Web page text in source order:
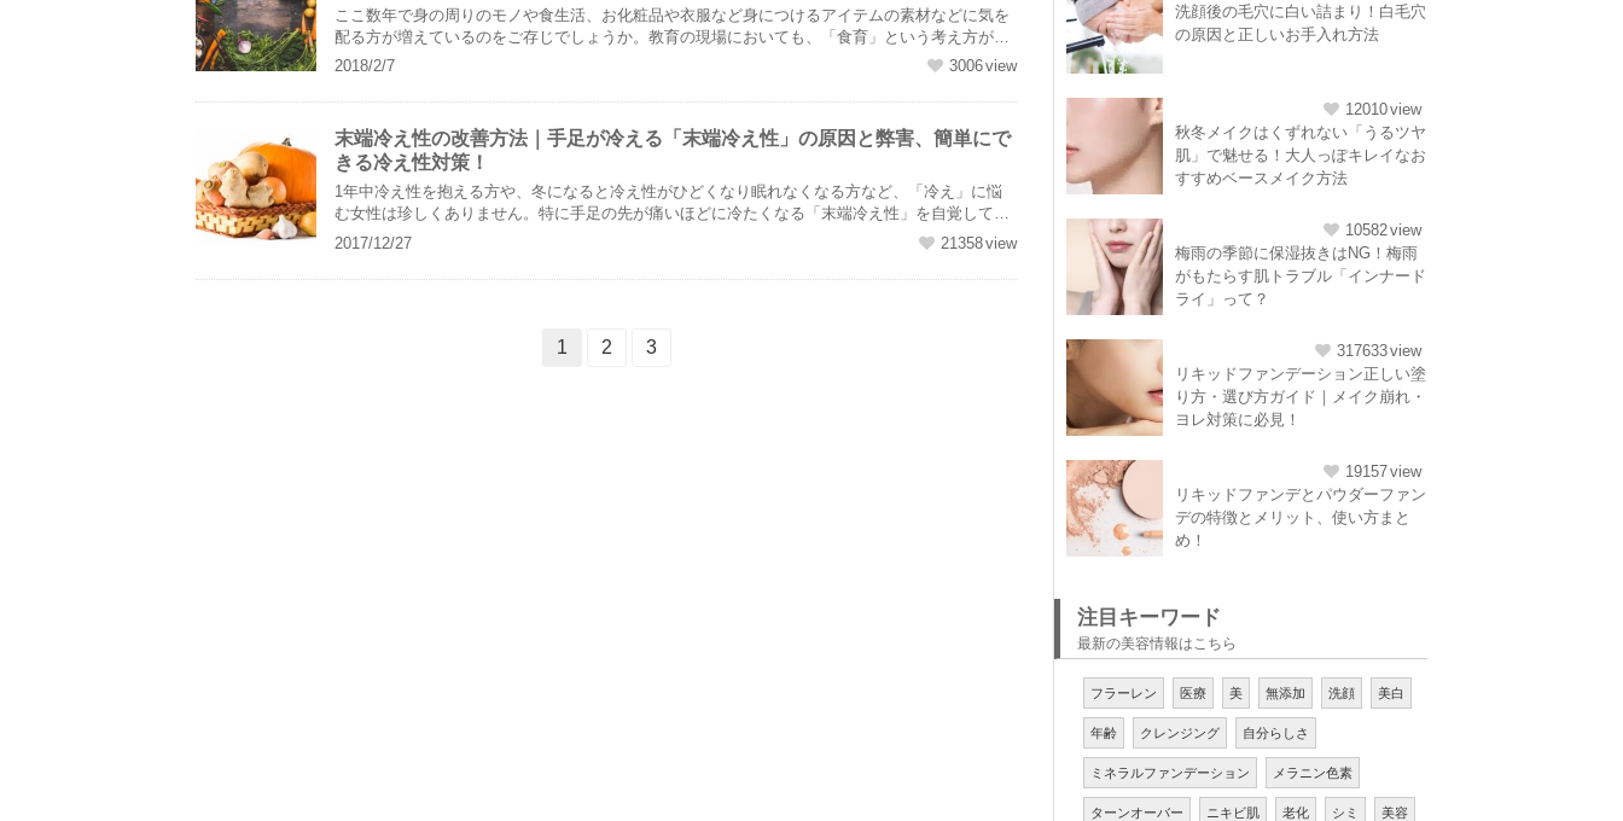
ここ数年で身の周りのモノや食生活、お化粧品や衣服など身につけるアイテムの素材などに気を
配る方が増えているのをご存じでしょうか。教育の現場においても、「食育」という考え方が広
まって久しいですよね。このよ......
2018/2/7 3006
末端冷え性の改善方法｜手足が冷える「末端冷え性」の原因と弊害、簡単にで
きる冷え性対策！
1年中冷え性を抱える方や、冬になると冷え性がひどくなり眠れなくなる方など、「冷え」に悩
む女性は珍しくありません。特に手足の先が痛いほどに冷たくなる「末端冷え性」を自覚してい
る方は、深刻な体調不良を伴う......
2017/12/27 21358
1 2 3
洗顔後の毛穴に白い詰まり！白毛穴
の原因と正しいお手入れ方法
12010
秋冬メイクはくずれない「うるツヤ
肌」で魅せる！大人っぽキレイなお
すすめベースメイク方法
10582
梅雨の季節に保湿抜きはNG！梅雨
がもたらす肌トラブル「インナード
ライ」って？
317633
リキッドファンデーション正しい塗
り方・選び方ガイド｜メイク崩れ・
ヨレ対策に必見！
19157
リキッドファンデとパウダーファン
デの特徴とメリット、使い方まと
め！
注目キーワード
最新の美容情報はこちら
フラーレン 医療 美 無添加 洗顔 美白
年齢 クレンジング 自分らしさ
ミネラルファンデーション メラニン色素
ターンオーバー ニキビ肌 老化 シミ 美容